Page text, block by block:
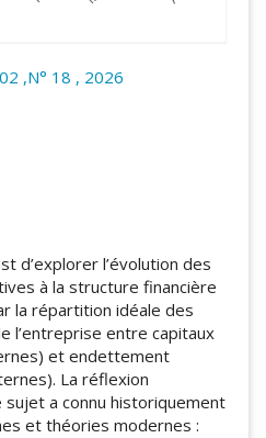
,N° 18 , 2026
d’explorer l’évolution des
à la structure financière
la répartition idéale des
l’entreprise entre capitaux
et endettement
La réflexion
sujet a connu historiquement
et théories modernes :